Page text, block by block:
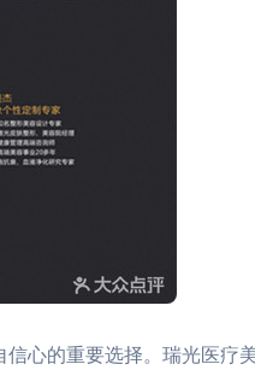
心的重要选择。瑞光医疗